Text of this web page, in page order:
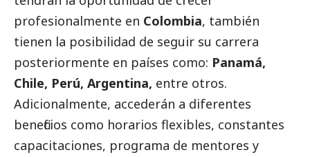
profesionalmente en Colombia, también
tienen la posibilidad de seguir su carrera
posteriormente en países como: Panamá,
Chile, Perú, Argentina, entre otros.
Adicionalmente, accederán a diferentes
beneficios como horarios flexibles, constantes
capacitaciones, programa de mentores y